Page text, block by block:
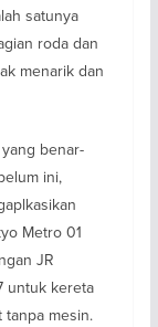
satunya
roda dan
menarik dan
benar-
ini,
Metro 01
JR
untuk kereta
mesin.